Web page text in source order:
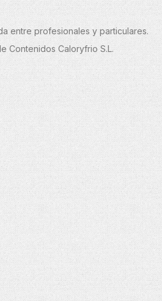
entre profesionales y particulares.
Contenidos Caloryfrio S.L.